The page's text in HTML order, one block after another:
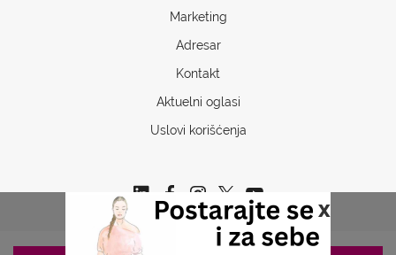
x
Marketing
Adresar
Kontakt
Aktuelni oglasi
Uslovi korišćenja